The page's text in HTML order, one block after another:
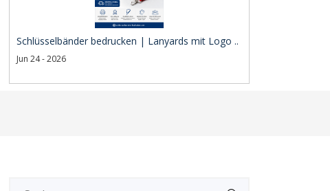
Schlüsselbänder bedrucken | Lanyards mit Logo ..
Jun 24 - 2026